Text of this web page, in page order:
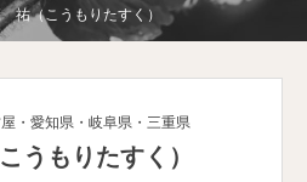
祐（こうもりたすく）
・愛知県・岐阜県・三重県
もりたすく）